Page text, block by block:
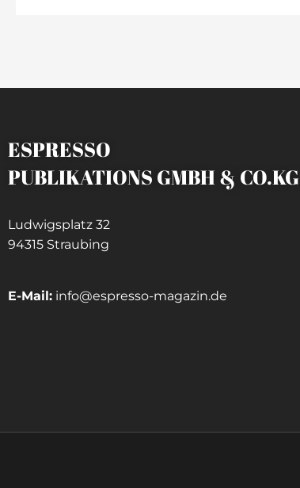
ESPRESSO
PUBLIKATIONS GMBH & CO.KG
Ludwigsplatz 32
94315 Straubing
E-Mail: info@espresso-magazin.de